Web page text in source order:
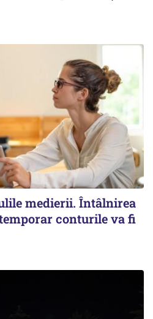
medierii. Întâlnirea
conturile va fi